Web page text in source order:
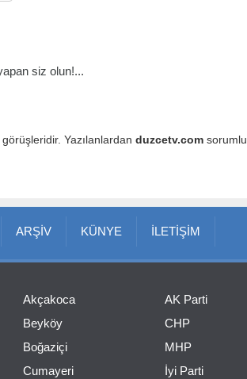
siz olun!...
Yazılanlardan duzcetv.com sorumlu
ARŞİV KÜNYE İLETİŞİM
Akçakoca
Beyköy
Boğaziçi
Cumayeri
AK Parti
CHP
MHP
İyi Parti